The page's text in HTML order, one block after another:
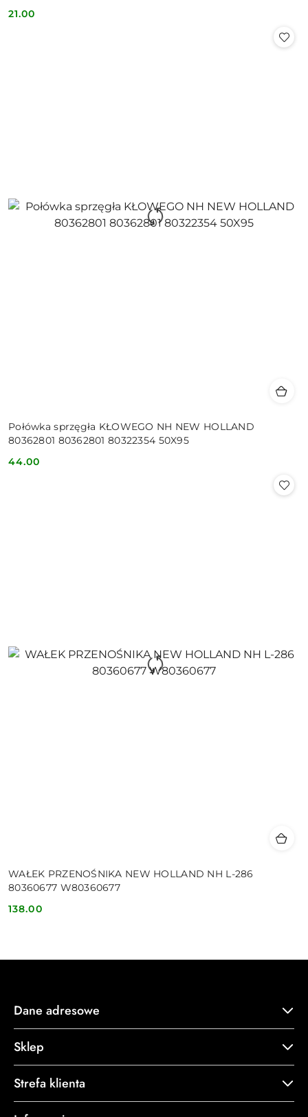
Cena:
21.00
Połówka sprzęgła KŁOWEGO NH NEW HOLLAND
80362801 80362801 80322354 50X95
Cena:
44.00
WAŁEK PRZENOŚNIKA NEW HOLLAND NH L-286
80360677 W80360677
Cena:
138.00
Dane adresowe
Sklep
Strefa klienta